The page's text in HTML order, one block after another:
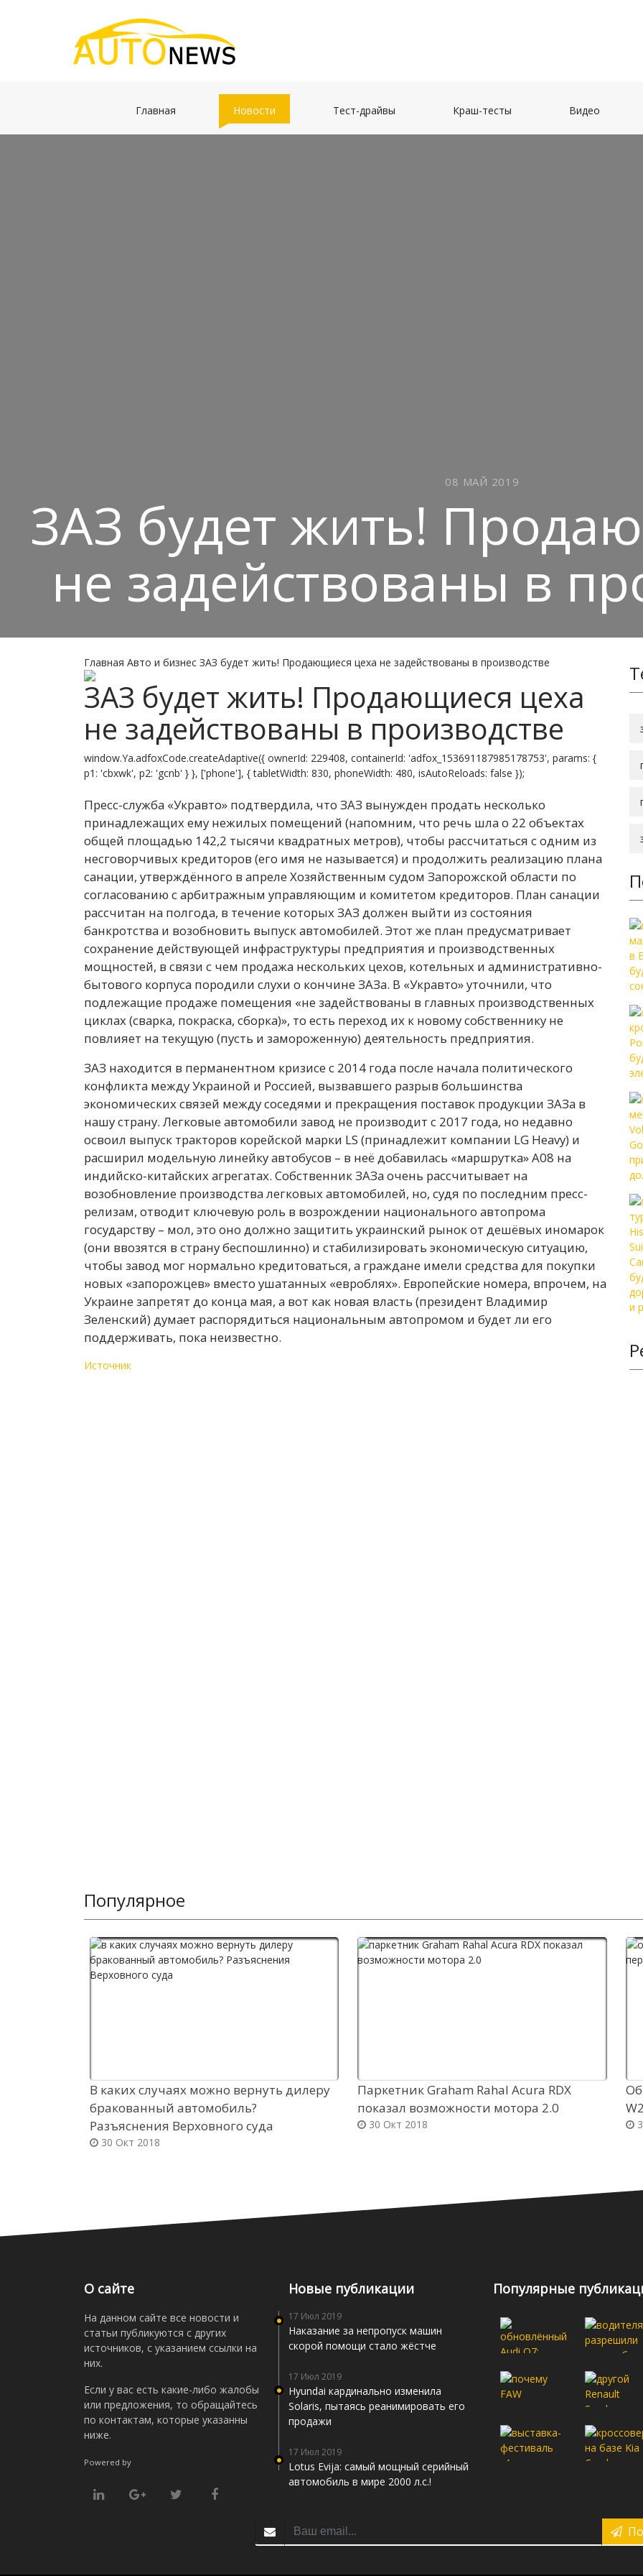
Главная Новости Тест-драйвы Краш-тесты Видео
08 МАЙ 2019
ЗАЗ будет жить!
не задействованы в
Главная Авто и бизнес ЗАЗ будет жить! Продающиеся цеха не задействованы в производстве
ЗАЗ будет жить! Продающиеся цеха
не задействованы в производстве
window.Ya.adfoxCode.createAdaptive({ ownerId: 229408, containerId: 'adfox_153691187985178753', params: {
p1: 'cbxwk', p2: 'gcnb' } }, ['phone'], { tabletWidth: 830, phoneWidth: 480, isAutoReloads: false });
Пресс-служба «Укравто» подтвердила, что ЗАЗ вынужден продать несколько
принадлежащих ему нежилых помещений (напомним, что речь шла о 22 объектах
общей площадью 142,2 тысячи квадратных метров), чтобы рассчитаться с одним из
несговорчивых кредиторов (его имя не называется) и продолжить реализацию плана
санации, утверждённого в апреле Хозяйственным судом Запорожской области по
согласованию с арбитражным управляющим и комитетом кредиторов. План санации
рассчитан на полгода, в течение которых ЗАЗ должен выйти из состояния
банкротства и возобновить выпуск автомобилей. Этот же план предусматривает
сохранение действующей инфраструктуры предприятия и производственных
мощностей, в связи с чем продажа нескольких цехов, котельных и административно-
бытового корпуса породили слухи о кончине ЗАЗа. В «Укравто» уточнили, что
подлежащие продаже помещения «не задействованы в главных производственных
циклах (сварка, покраска, сборка)», то есть переход их к новому собственнику не
повлияет на текущую (пусть и замороженную) деятельность предприятия.
ЗАЗ находится в перманентном кризисе с 2014 года после начала политического
конфликта между Украиной и Россией, вызвавшего разрыв большинства
экономических связей между соседями и прекращения поставок продукции ЗАЗа в
нашу страну. Легковые автомобили завод не производит с 2017 года, но недавно
освоил выпуск тракторов корейской марки LS (принадлежит компании LG Heavy) и
расширил модельную линейку автобусов – в неё добавилась «маршрутка» A08 на
индийско-китайских агрегатах. Собственник ЗАЗа очень рассчитывает на
возобновление производства легковых автомобилей, но, судя по последним пресс-
релизам, отводит ключевую роль в возрождении национального автопрома
государству – мол, это оно должно защитить украинский рынок от дешёвых иномарок
(они ввозятся в страну беспошлинно) и стабилизировать экономическую ситуацию,
чтобы завод мог нормально кредитоваться, а граждане имели средства для покупки
новых «запорожцев» вместо ушатанных «евроблях». Европейские номера, впрочем, на
Украине запретят до конца мая, а вот как новая власть (президент Владимир
Зеленский) думает распорядиться национальным автопромом и будет ли его
поддерживать, пока неизвестно.
Источник
Популярное
В каких случаях можно вернуть дилеру
бракованный автомобиль?
Разъяснения Верховного суда
30 Окт 2018
Паркетник Graham Rahal Acura RDX
показал возможности мотора 2.0
30 Окт 2018
О сайте
На данном сайте все новости и
статьи публикуются с других
источников, с указанием ссылки на
них.
Если у вас есть какие-либо жалобы
или предложения, то обращайтесь
по контактам, которые указанны
ниже.
Powered by
Новые публикации
17 Июл 2019
Наказание за непропуск машин
скорой помощи стало жёстче
17 Июл 2019
Hyundai кардинально изменила
Solaris, пытаясь реанимировать его
продажи
17 Июл 2019
Lotus Evija: самый мощный серийный
автомобиль в мире 2000 л.с.!
Популярные